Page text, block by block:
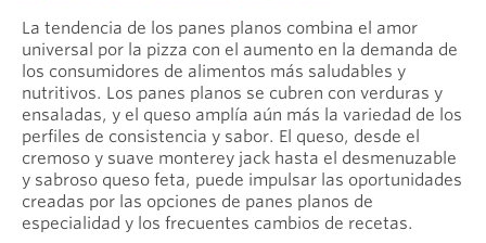
La tendencia de los panes planos combina el amor
universal por la pizza con el aumento en la demanda de
los consumidores de alimentos más saludables y
nutritivos. Los panes planos se cubren con verduras y
ensaladas, y el queso amplía aún más la variedad de los
perfiles de consistencia y sabor. El queso, desde el
cremoso y suave monterey jack hasta el desmenuzable
y sabroso queso feta, puede impulsar las oportunidades
creadas por las opciones de panes planos de
especialidad y los frecuentes cambios de recetas.